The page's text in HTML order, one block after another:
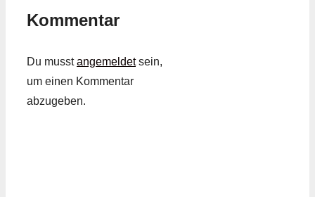
Kommentar
Du musstangemeldetsein,
um einen Kommentar
abzugeben.